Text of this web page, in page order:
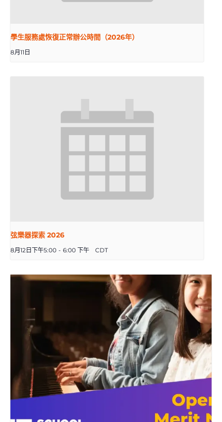
學生服務處恢復正常辦公時間（2026年）
8月11日
弦樂器探索 2026
8月12日下午5:00 - 6:00 下午 CDT